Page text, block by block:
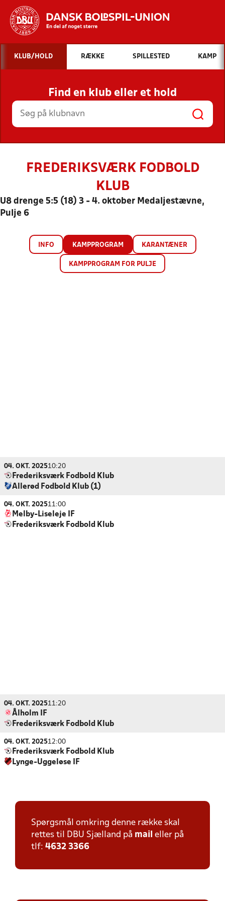
Hvad vil du søge efter?
INDHOLD OG NYHEDER
STILLINGER, RESULTATER, KLUBBER OG
HOLD
KLUB/HOLD RÆKKE SPILLESTED KAMP
Find en klub eller et hold
FREDERIKSVÆRK FODBOLD
KLUB
U8 drenge 5:5 (18) 3 - 4. oktober Medaljestævne,
Pulje 6
INFO KAMPPROGRAM KARANTÆNER
KAMPPROGRAM FOR PULJE
04. OKT. 202510:20
Frederiksværk Fodbold Klub
Allerød Fodbold Klub (1)
04. OKT. 202511:00
Melby-Liseleje IF
Frederiksværk Fodbold Klub
04. OKT. 202511:20
Ålholm IF
Frederiksværk Fodbold Klub
04. OKT. 202512:00
Frederiksværk Fodbold Klub
Lynge-Uggeløse IF
Spørgsmål omkring denne række skal
rettes til DBU Sjælland på mail eller på
tlf: 4632 3366